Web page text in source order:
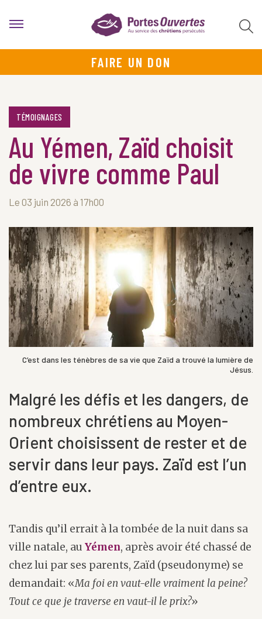
FAIRE UN DON
TÉMOIGNAGES
Au Yémen, Zaïd choisit
de vivre comme Paul
Le 03 juin 2026 à 17h00
C’est dans les ténèbres de sa vie que Zaïd a trouvé la lumière de
Jésus.
Malgré les défis et les dangers, de
nombreux chrétiens au Moyen-
Orient choisissent de rester et de
servir dans leur pays. Zaïd est l’un
d’entre eux.
Tandis qu’il errait à la tombée de la nuit dans sa
ville natale, au Yémen, après avoir été chassé de
chez lui par ses parents, Zaïd (pseudonyme) se
demandait: «Ma foi en vaut-elle vraiment la peine?
Tout ce que je traverse en vaut-il le prix?»